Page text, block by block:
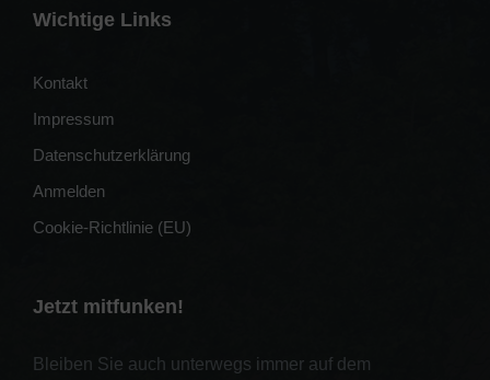
Wichtige Links
Kontakt
Impressum
Datenschutzerklärung
Anmelden
Cookie-Richtlinie (EU)
Jetzt mitfunken!
Bleiben Sie auch unterwegs immer auf dem